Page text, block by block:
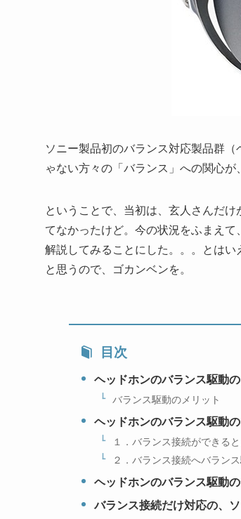
ソニー製品初のバランス対応製品群
ゃない方々の「バランス」への関心が
ということで、当初は、玄人さんだ
てなかったけど。今の状況をふまえ
解説してみることにした。。。とは
と思うので、ゴカンベンを。
目次
ヘッドホンのバランス駆動
バランス駆動のメリット
ヘッドホンのバランス駆動
１．バランス接続ができる
２．バランス接続へバラン
ヘッドホンのバランス駆動
バランス接続だけ対応の、